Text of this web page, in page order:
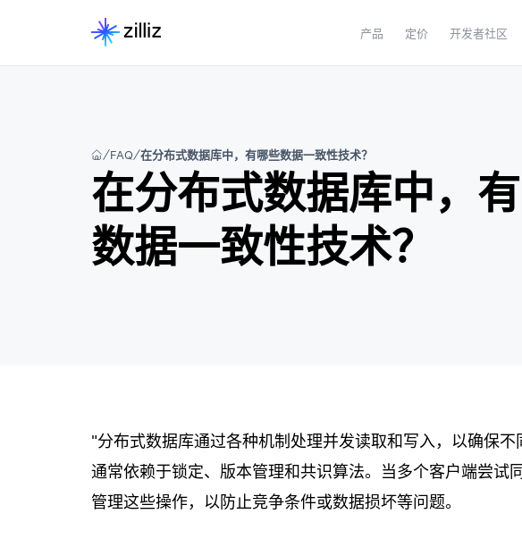
产品 定价 开发者社区
FAQ 在分布式数据库中，有哪些数据一致性技术？
在分布式数据库中，
数据一致性技术？
"分布式数据库通过各种机制处理并发读取和写入，以确保
通常依赖于锁定、版本管理和共识算法。当多个客户端尝试
管理这些操作，以防止竞争条件或数据损坏等问题。